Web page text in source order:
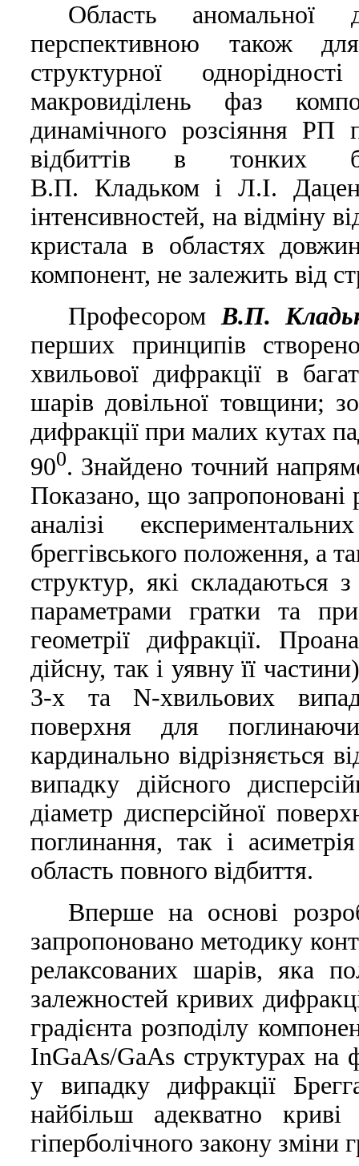
Область аномальної
перспективною також
структурної
макровидiлень фаз
динамiчного розсiяння РП
вiдбиттів в тонких
В.П. Кладьком i Л.I.
iнтенсивностей, на вiдмiну
кристала в областях
компонент, не залежить вiд
ПрофесоромВ.П.
перших принципів
хвильової дифракції в
шарів довільної товщини;
дифракції при малих кутах
900. Знайдено точний
Показано, що запропоновані
аналізі
бреггівського положення, а
структур, які складаються
параметрами гратки та
геометрії дифракції.
дійсну, так і уявну її
3-х та N-хвильових
поверхня для
кардинально
випадку дійсного
діаметр дисперсійної
поглинання, так і
область повного відбиття.
Вперше на основі
запропоновано методику
релаксованих шарів, яка
залежностей кривих
градієнта розподілу
InGaAs/GaAs структурах на
у випадку дифракції
найбільш адекватно
гіперболічного закону зміни